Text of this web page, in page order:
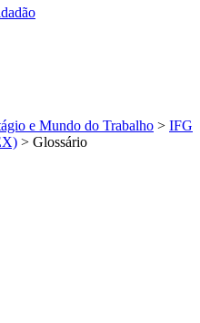
e Mundo do Trabalho > IFG
> Glossário